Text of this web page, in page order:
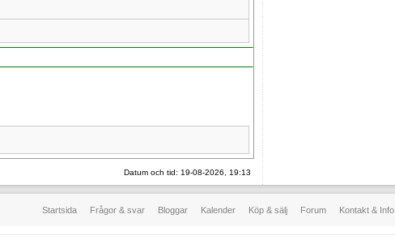
Datum och tid: 19-08-2026, 19:13
Startsida Frågor & svar Bloggar Kalender Köp & sälj Forum Kontakt & Info